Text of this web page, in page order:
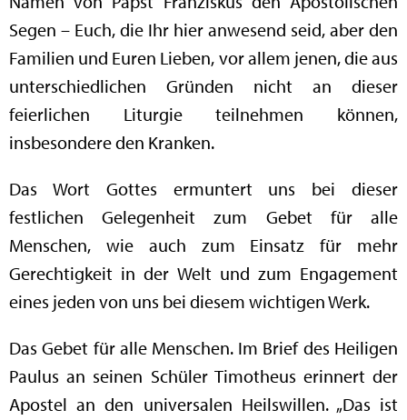
Segen – Euch, die Ihr hier anwesend seid, aber den
Familien und Euren Lieben, vor allem jenen, die aus
unterschiedlichen Gründen nicht an dieser
feierlichen Liturgie teilnehmen können,
insbesondere den Kranken.
Das Wort Gottes ermuntert uns bei dieser
festlichen Gelegenheit zum Gebet für alle
Menschen, wie auch zum Einsatz für mehr
Gerechtigkeit in der Welt und zum Engagement
eines jeden von uns bei diesem wichtigen Werk.
Das Gebet für alle Menschen. Im Brief des Heiligen
Paulus an seinen Schüler Timotheus erinnert der
Apostel an den universalen Heilswillen. „Das ist